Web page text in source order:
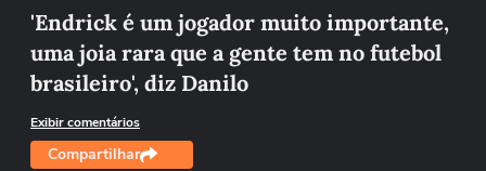
'Endrick é um jogador muito importante,
uma joia rara que a gente tem no futebol
brasileiro', diz Danilo
Exibir comentários
Compartilhar